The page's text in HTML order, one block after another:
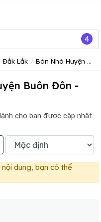
Đắk Lắk Bán Nhà Huyện Buôn Đôn Tỉnh Đắk Lắk
Buôn Đôn -
cho bạn được cập nhật
dung, bạn có thể
4